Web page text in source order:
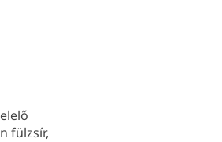
fülzsír,